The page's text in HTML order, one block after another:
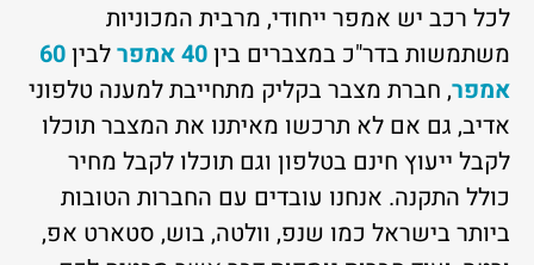
לכל רכב יש אמפר ייחודי, מרבית המכוניות
משתמשות בדר"כ במצברים בין40 אמפר לבין60
אמפר, חברת מצבר בקליק מתחייבת למענה טלפוני
אדיב, גם אם לא תרכשו מאיתנו את המצבר תוכלו
לקבל ייעוץ חינם בטלפון וגם תוכלו לקבל מחיר
כולל התקנה. אנחנו עובדים עם החברות הטובות
ביותר בישראל כמו שנפ, וולטה, בוש, סטארט אפ,